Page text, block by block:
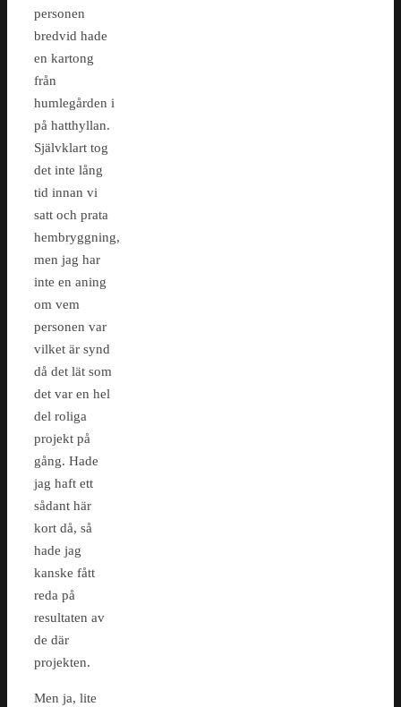
personen
bredvid hade
en kartong
från
humlegården i
på hatthyllan.
Självklart tog
det inte lång
tid innan vi
satt och prata
hembryggning,
men jag har
inte en aning
om vem
personen var
vilket är synd
då det lät som
det var en hel
del roliga
projekt på
gång. Hade
jag haft ett
sådant här
kort då, så
hade jag
kanske fått
reda på
resultaten av
de där
projekten.
Men ja, lite